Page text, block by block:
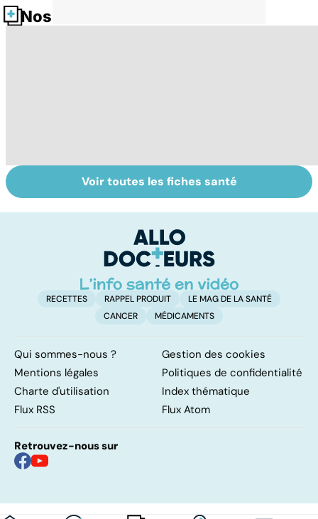
Nos fiches santé
La tuberculose
pulmonaire
Alimentation :
mangeons-nous
protéines ?
Voir toutes les fiches santé
RECETTES RAPPEL PRODUIT
LE MAG DE LA SANTÉ
CANCER
MÉDICAMENTS
Qui sommes-nous ?
Gestion des cookies
Mentions légales
Politiques de confidentialité
Charte d'utilisation
Index thématique
Flux RSS
Flux Atom
Retrouvez-nous sur